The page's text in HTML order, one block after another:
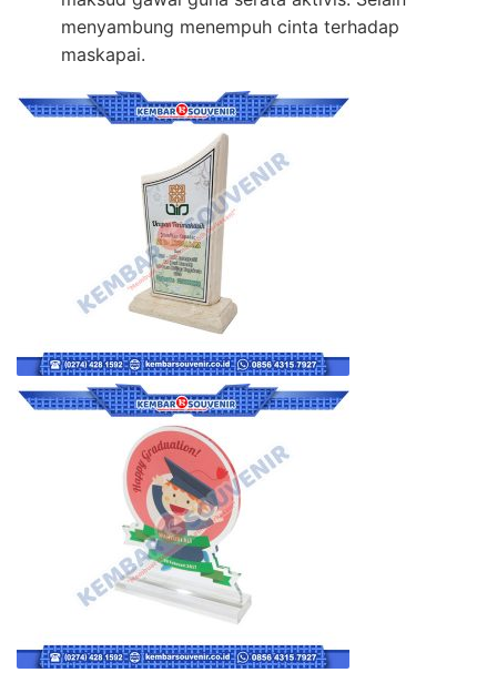
menyambung menempuh cinta terhadap
maskapai.